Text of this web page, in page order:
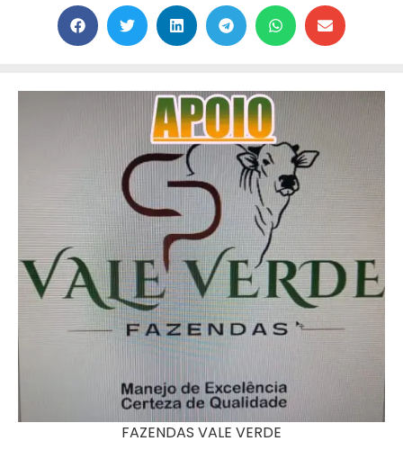
FAZENDAS VALE VERDE